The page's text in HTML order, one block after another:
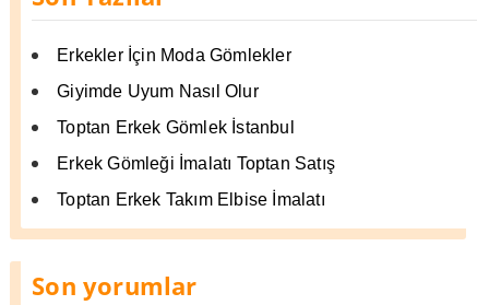
Erkekler İçin Moda Gömlekler
Giyimde Uyum Nasıl Olur
Toptan Erkek Gömlek İstanbul
Erkek Gömleği İmalatı Toptan Satış
Toptan Erkek Takım Elbise İmalatı
Son yorumlar